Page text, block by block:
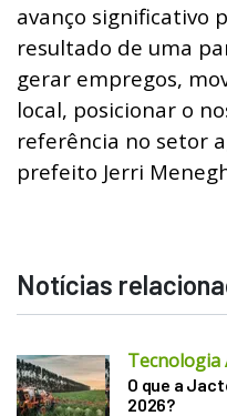
avanço significativo
resultado de uma
gerar empregos,
local, posicionar o
referência no setor
prefeito Jerri
Notícias
Tecnologia
O que a
2026?